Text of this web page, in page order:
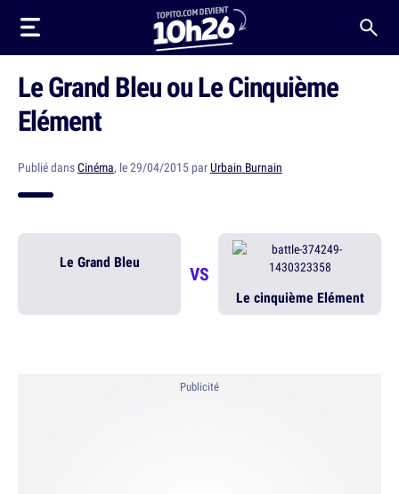
Le Grand Bleu ou Le Cinquième
Elément
Publié dansCinéma, le 29/04/2015 parUrbain Burnain
Le Grand Bleu VS
Le cinquième Elément
Publicité